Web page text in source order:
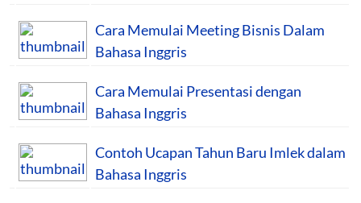
Cara Memulai Meeting Bisnis Dalam
Bahasa Inggris
Cara Memulai Presentasi dengan
Bahasa Inggris
Contoh Ucapan Tahun Baru Imlek dalam
Bahasa Inggris